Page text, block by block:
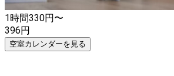
1時間330円〜
396円
空室カレンダーを見る